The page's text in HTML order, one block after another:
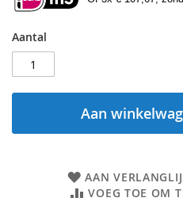
Aantal
Aan
AAN
VOEG TOE OM